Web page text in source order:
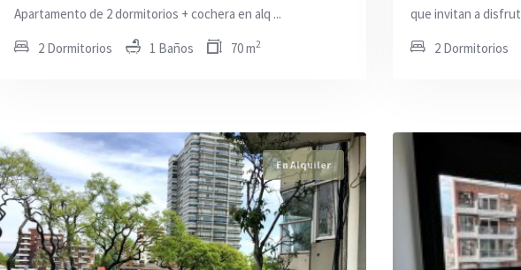
Apartamento de 2 dormitorios + cochera en alq ...
2 Dormitorios 1 Baños 70 m2
que invitan a
2 Dormitorios
En Alquiler
En Alquiler
En Alquiler